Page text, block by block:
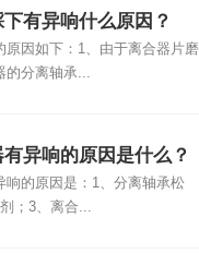
有异响什么原因？
原因如下：1、由于离合器片磨
分离轴承...
异响的原因是什么？
响的原因是：1、分离轴承松
；3、离合...